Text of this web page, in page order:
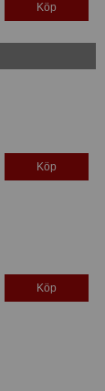
Köp
Köp
Köp